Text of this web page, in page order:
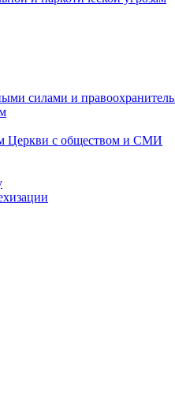
силами и
Церкви с обществом и СМИ